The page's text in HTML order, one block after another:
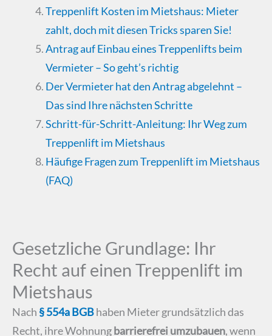
Treppenlift Kosten im Mietshaus: Mieter
zahlt, doch mit diesen Tricks sparen Sie!
Antrag auf Einbau eines Treppenlifts beim
Vermieter – So geht’s richtig
Der Vermieter hat den Antrag abgelehnt –
Das sind Ihre nächsten Schritte
Schritt-für-Schritt-Anleitung: Ihr Weg zum
Treppenlift im Mietshaus
Häufige Fragen zum Treppenlift im Mietshaus
(FAQ)
Gesetzliche Grundlage: Ihr
Recht auf einen Treppenlift im
Mietshaus
Nach § 554a BGBhaben Mieter grundsätzlich das
Recht, ihre Wohnungbarrierefrei umzubauen, wenn